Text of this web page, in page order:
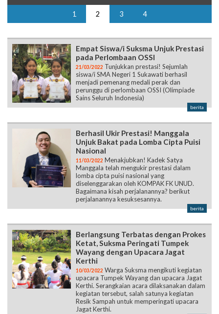
1 2 3 4
Empat Siswa/i Suksma Unjuk Prestasi
pada Perlombaan OSSI
21/03/2022 Tunjukkan prestasi! Sejumlah
siswa/i SMA Negeri 1 Sukawati berhasil
menjadi pemenang medali perak dan
perunggu di perlombaan OSSI (Olimpiade
Sains Seluruh Indonesia)
berita
Berhasil Ukir Prestasi! Manggala
Unjuk Bakat pada Lomba Cipta Puisi
Nasional
11/03/2022 Menakjubkan! Kadek Satya
Manggala telah mengukir prestasi dalam
lomba cipta puisi nasional yang
diselenggarakan oleh KOMPAK FK UNUD.
Bagaimana kisah perjalanannya? berikut
perjalanannya kesuksesannya.
berita
Berlangsung Terbatas dengan Prokes
Ketat, Suksma Peringati Tumpek
Wayang dengan Upacara Jagat
Kerthi
10/03/2022 Warga Suksma mengikuti kegiatan
upacara Tumpek Wayang dan upacara Jagat
Kerthi. Serangkaian acara dilaksanakan dalam
kegiatan tersebut, salah satunya kegiatan
Resik Sampah untuk memperingati upacara
Jagat Kerthi.